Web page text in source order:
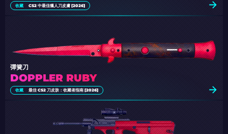
收藏 CS2 中最佳獵人刀皮膚 [2026]
DOPPLER RUBY
彈簧刀
收藏 最佳 CS2 刀皮肤：收藏者指南 [2026]